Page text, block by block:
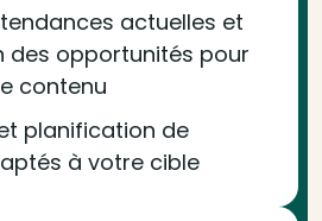
actuelles et
des opportunités pour
contenu
planification de
à votre cible